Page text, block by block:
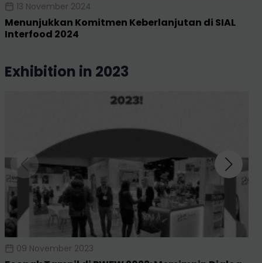
13 November 2024
Menunjukkan Komitmen Keberlanjutan di SIAL
Interfood 2024
exhibition in 2023
09 November 2023